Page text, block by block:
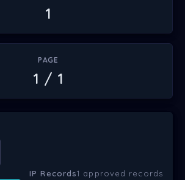
1
PAGE
1 / 1
IP Records1 approved records